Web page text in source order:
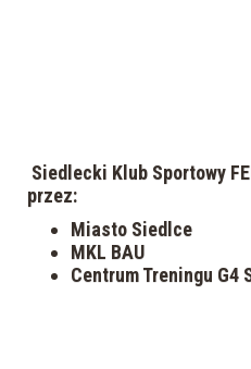
Siedlecki Klub Sportowy
przez:
Miasto Siedlce
MKL BAU
Centrum Treningu G4